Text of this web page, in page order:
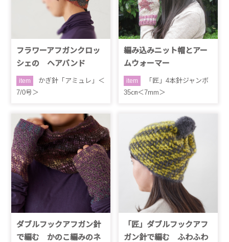
フラワーアフガンクロッ
シェの ヘアバンド
item
かぎ針「アミュレ」＜
7/0号＞
編み込みニット帽とアー
ムウォーマー
item
「匠」4本針ジャンボ
35㎝＜7mm＞
ダブルフックアフガン針
で編む かのこ編みのネ
「匠」ダブルフックアフ
ガン針で編む ふわふわ